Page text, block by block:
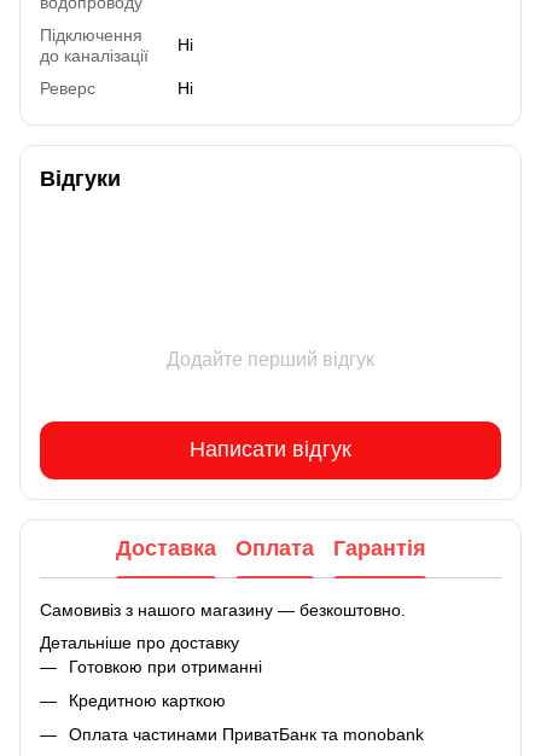
Підключення
до каналізації
Ні
Реверс Ні
Відгуки
Додайте перший відгук
Написати відгук
Доставка Оплата Гарантія
Самовивіз з нашого магазину — безкоштовно.
Детальніше про доставку
Готовкою при отриманні
Кредитною карткою
Оплата частинами ПриватБанк та monobank